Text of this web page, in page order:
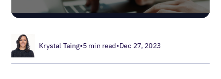
Krystal Taing•5 min read•Dec 27, 2023